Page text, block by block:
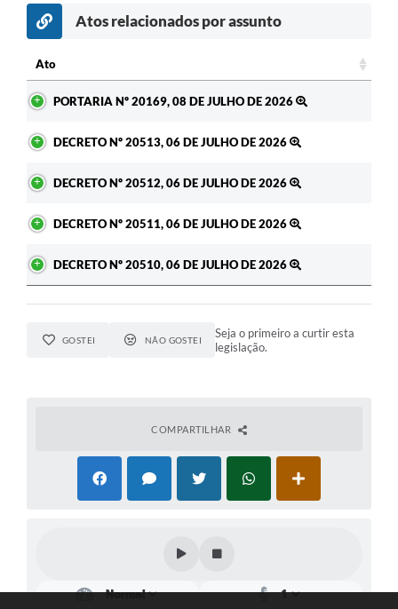
Atos relacionados por assunto
Ato
PORTARIA Nº 20169, 08 DE JULHO DE 2026
DECRETO Nº 20513, 06 DE JULHO DE 2026
DECRETO Nº 20512, 06 DE JULHO DE 2026
DECRETO Nº 20511, 06 DE JULHO DE 2026
DECRETO Nº 20510, 06 DE JULHO DE 2026
GOSTEI NÃO GOSTEI
Seja o primeiro a curtir esta
legislação.
COMPARTILHAR